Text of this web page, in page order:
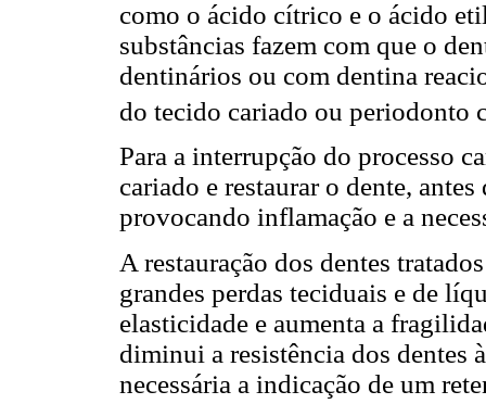
como o ácido cítrico e o ácido
substâncias fazem com que o
dentinários ou com dentina
do tecido cariado ou periodonto
Para a interrupção do processo
cariado e restaurar o dente,
provocando inflamação e a
A restauração dos dentes
grandes perdas teciduais e de
elasticidade e aumenta a
diminui a resistência dos dentes
necessária a indicação de um